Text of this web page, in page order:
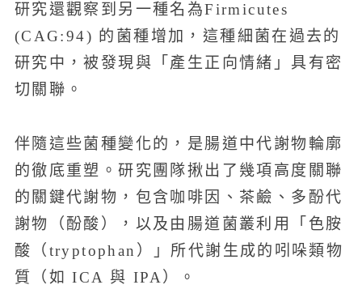
研究還觀察到另一種名為Firmicutes
(CAG:94) 的菌種增加，這種細菌在過去的
研究中，被發現與「產生正向情緒」具有密
切關聯。
伴隨這些菌種變化的，是腸道中代謝物輪廓
的徹底重塑。研究團隊揪出了幾項高度關聯
的關鍵代謝物，包含咖啡因、茶鹼、多酚代
謝物（酚酸），以及由腸道菌叢利用「色胺
酸（tryptophan）」所代謝生成的吲哚類物
質（如 ICA 與 IPA）。